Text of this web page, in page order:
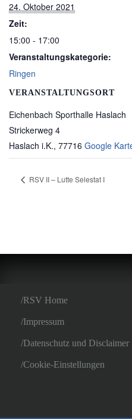
24. Oktober 2021
Zeit:
15:00 - 17:00
Veranstaltungskategorie:
Ringen
VERANSTALTUNGSORT
Eichenbach Sporthalle Haslach
Strickerweg 4
Haslach i.K., 77716 Google
RSV II – Lutte Selestat I
RSV Home
Impressum
Datenschutz und Disclaimer
Cookie-Einstellungen